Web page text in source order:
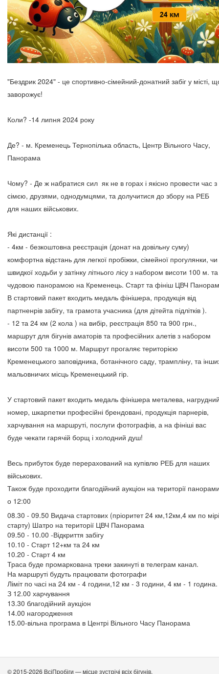
"Бездрик 2024" - це спортивно-сімейний-донатний забіг у місті,
заворожує!
Коли? -14 липня 2024 року
Де? - м. Кременець Тернопілька область, Центр Вільного Часу,
Панорама
Чому? - Де ж набратися сил як не в горах і якісно провести час з
сімєю, друзями, однодумцями, та долучитися до збору на РЕБ
для наших військових.
Які дистанції :
- 4км - безкоштовна реєстрація (донат на довільну суму)
комфортна відстань для легкої пробіжки, сімейної прогулянки, чи
швидкої ходьби у затінку літнього лісу з набором висоти 100 м. та
чудовою панорамою на Кременець. Старт та фініш ЦВЧ
В стартовий пакет входить медаль фінішера, продукція від
партненрів забігу, та грамота учасника (для дітейта підлітків ).
- 12 та 24 км (2 кола ) на вибір, реєстрація 850 та 900 грн.,
маршрут для бігунів аматорів та професійних алетів з набором
висоти 500 та 1000 м. Маршрут прогаляє територією
Кременецького заповідника, ботанічного саду, трампліну, та
мальовничих місць Кременецький гір.
У стартовий пакет входить медаль фінішера металева,
номер, шкарпетки професійні брендовані, продукція парнерів,
харчування на маршруті, послуги фотографів, а на фініші вас
буде чекати гарячій борщ і холодний душ!
Весь прибуток буде перерахований на купівлю РЕБ для наших
військових.
Також буде проходити благодійний аукціон на території
о 12:00
08.30 - 09.50 Видача стартових (пріоритет 24 км,12км,4 км по мірі
старту) Шатро на території ЦВЧ Панорама
09.50 - 10.00 -Відкриття забігу
10.10 - Старт 12+км та 24 км
10.20 - Старт 4 км
Траса буде промаркована треки закинуті в телеграм канал.
На маршруті будуть працювати фотографи
Ліміт по часі на 24 км - 4 години,12 км - 3 години, 4 км - 1 година.
З 12.00 харчування
13.30 благодійний аукціон
14.00 нагородження
15.00-вільна програма в Центрі Вільного Часу Панорама
© 2015-2026 ВсіПробіги — місце зустрічі всіх бігунів.